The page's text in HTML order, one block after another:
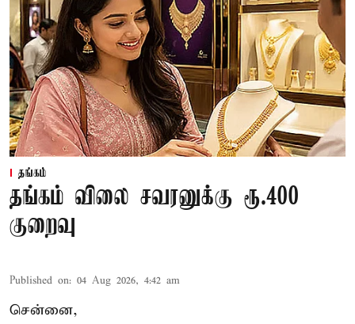
தங்கம்
தங்கம் விலை சவரனுக்கு ரூ.400
குறைவு
Published on: 04 Aug 2026, 4:42 am
சென்னை,